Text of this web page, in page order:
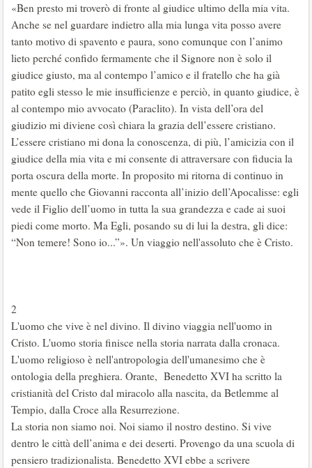
«Ben presto mi troverò di fronte al giudice ultimo della mia vita.
Anche se nel guardare indietro alla mia lunga vita posso avere
tanto motivo di spavento e paura, sono comunque con l’animo
lieto perché confido fermamente che il Signore non è solo il
giudice giusto, ma al contempo l’amico e il fratello che ha già
patito egli stesso le mie insufficienze e perciò, in quanto giudice, è
al contempo mio avvocato (Paraclito). In vista dell’ora del
giudizio mi diviene così chiara la grazia dell’essere cristiano.
L’essere cristiano mi dona la conoscenza, di più, l’amicizia con il
giudice della mia vita e mi consente di attraversare con fiducia la
porta oscura della morte. In proposito mi ritorna di continuo in
mente quello che Giovanni racconta all’inizio dell’Apocalisse: egli
vede il Figlio dell’uomo in tutta la sua grandezza e cade ai suoi
piedi come morto. Ma Egli, posando su di lui la destra, gli dice:
“Non temere! Sono io...”». Un viaggio nell'assoluto che è Cristo.
2
L'uomo che vive è nel divino. Il divino viaggia nell'uomo in
Cristo. L'uomo storia finisce nella storia narrata dalla cronaca.
L'uomo religioso è nell'antropologia dell'umanesimo che è
ontologia della preghiera. Orante, Benedetto XVI ha scritto la
cristianità del Cristo dal miracolo alla nascita, da Betlemme al
Tempio, dalla Croce alla Resurrezione.
La storia non siamo noi. Noi siamo il nostro destino. Si vive
dentro le città dell’anima e dei deserti. Provengo da una scuola di
pensiero tradizionalista. Benedetto XVI ebbe a scrivere